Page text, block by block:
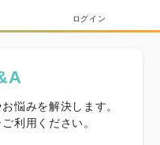
ログイン
悩みを解決します。
利用ください。